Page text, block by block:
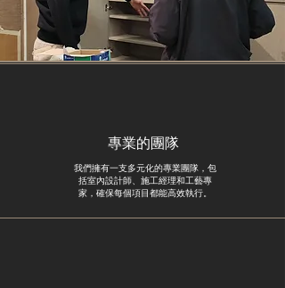
專業的團隊
我們擁有一支多元化的專業團隊，包
括室內設計師、施工經理和工藝專
家，確保每個項目都能高效執行。